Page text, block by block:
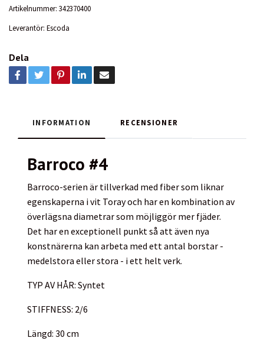
Artikelnummer: 342370400
Leverantör: Escoda
Dela
INFORMATION RECENSIONER
Barroco #4
Barroco-serien är tillverkad med fiber som liknar
egenskaperna i vit Toray och har en kombination av
överlägsna diametrar som möjliggör mer fjäder.
Det har en exceptionell punkt så att även nya
konstnärerna kan arbeta med ett antal borstar -
medelstora eller stora - i ett helt verk.
TYP AV HÅR: Syntet
STIFFNESS: 2/6
Längd: 30 cm